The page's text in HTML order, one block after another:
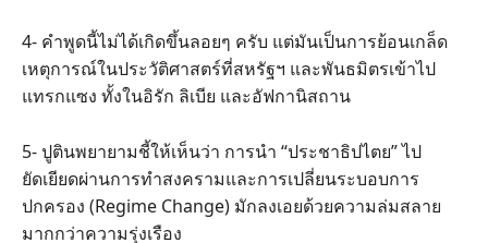
4- คำพูดนี้ไม่ได้เกิดขึ้นลอยๆ ครับ แต่มันเป็นการย้อนเกล็ด
เหตุการณ์ในประวัติศาสตร์ที่สหรัฐฯ และพันธมิตรเข้าไป
แทรกแซง ทั้งในอิรัก ลิเบีย และอัฟกานิสถาน
5- ปูตินพยายามชี้ให้เห็นว่า การนำ “ประชาธิปไตย” ไป
ยัดเยียดผ่านการทำสงครามและการเปลี่ยนระบอบการ
ปกครอง (Regime Change) มักลงเอยด้วยความล่มสลาย
มากกว่าความรุ่งเรือง